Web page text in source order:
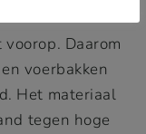
Daarom
voerbakken
Het materiaal
tegen hoge